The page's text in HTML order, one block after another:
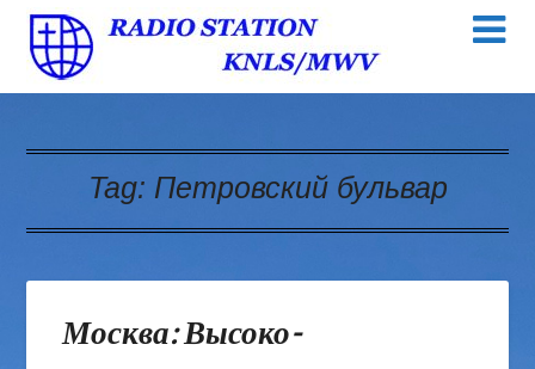
Tag: Петровский бульвар
Москва: Высоко-